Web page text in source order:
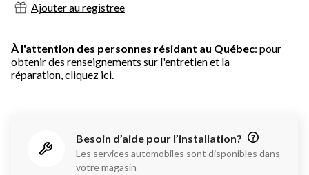
Ajouter au registree
À l'attention des personnes résidant au Québec: pour
obtenir des renseignements sur l'entretien et la
réparation,cliquez ici.
Besoin d’aide pour l’installation?
Les services automobiles sont disponibles dans
votre magasin